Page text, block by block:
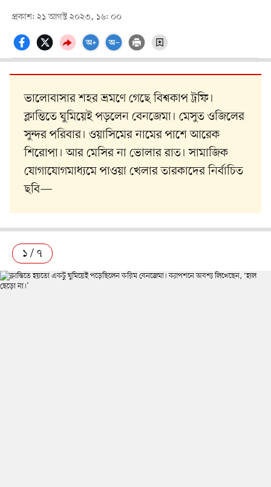
প্রকাশ: ২১ আগস্ট ২০২৩, ১৬: ০০
ভালোবাসার শহর ভ্রমণে গেছে বিশ্বকাপ ট্রফি।
ক্লান্তিতে ঘুমিয়েই পড়লেন বেনজেমা। মেসুত ওজিলের
সুন্দর পরিবার। ওয়াসিমের নামের পাশে আরেক
শিরোপা। আর মেসির না ভোলার রাত। সামাজিক
যোগাযোগমাধ্যমে পাওয়া খেলার তারকাদের নির্বাচিত
ছবি—
১ / ৭